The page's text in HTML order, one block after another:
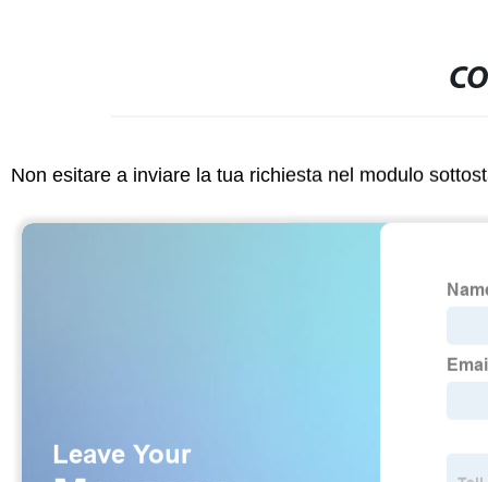
Non esitare a inviare la tua richiesta nel modulo